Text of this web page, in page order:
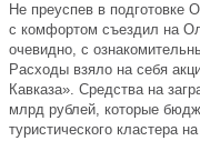
Не преуспев в подготовке
с комфортом съездил на
очевидно, с
Расходы взяло на себя
Кавказа». Средства на
млрд рублей, которые
туристического кластера